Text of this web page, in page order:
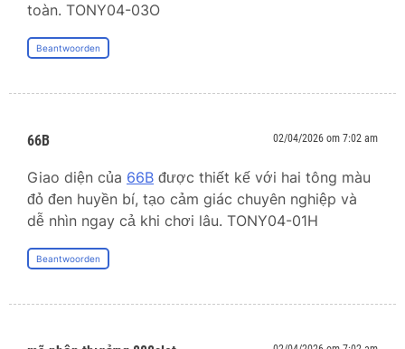
toàn. TONY04-03O
Beantwoorden
66B 02/04/2026 om 7:02 am
Giao diện của 66B được thiết kế với hai tông màu
đỏ đen huyền bí, tạo cảm giác chuyên nghiệp và
dễ nhìn ngay cả khi chơi lâu. TONY04-01H
Beantwoorden